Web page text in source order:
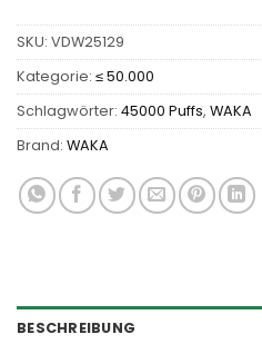
SKU: VDW25129
Kategorie: ≤ 50.000
Schlagwörter: 45000 Puffs, WAKA
Brand: WAKA
BESCHREIBUNG